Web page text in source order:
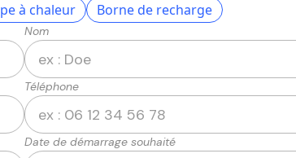
à chaleur Borne de recharge
Nom
Téléphone
Date de démarrage souhaité